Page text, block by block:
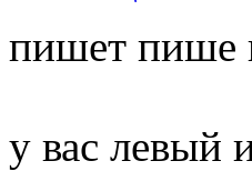
пишет пише
у вас левый